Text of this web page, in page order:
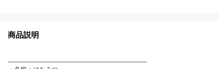
商品説明
——————————————————————